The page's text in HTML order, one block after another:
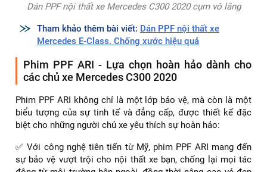
Dán PPF nội thất xe Mercedes C300 2020 cụm vô lăng
Tham khảo thêm bài viết: Dán PPF nội thất xe
Mercedes E-Class. Chống xước hiệu quả
Phim PPF ARI - Lựa chọn hoàn hảo dành cho
các chủ xe Mercedes C300 2020
Phim PPF ARI không chỉ là một lớp bảo vệ, mà còn là một
biểu tượng của sự tinh tế và đẳng cấp, được thiết kế đặc
biệt cho những người chủ xe yêu thích sự hoàn hảo:
✅ Với công nghệ tiên tiến từ Mỹ, phim PPF ARI mang đến
sự bảo vệ vượt trội cho nội thất xe bạn, chống lại mọi tác